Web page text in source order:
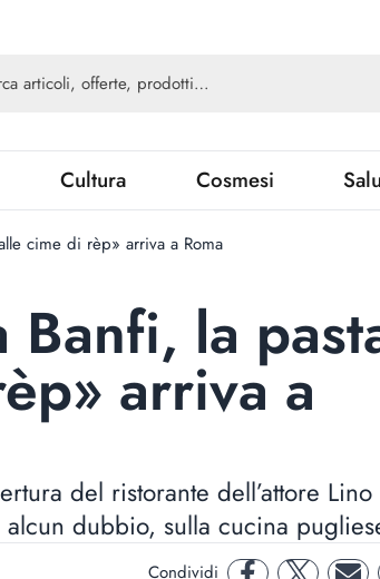
Cultura Cosmesi
cime di rèp» arriva a Roma
la
arriva a
del ristorante dell’attore Lino
dubbio, sulla cucina
Condividi